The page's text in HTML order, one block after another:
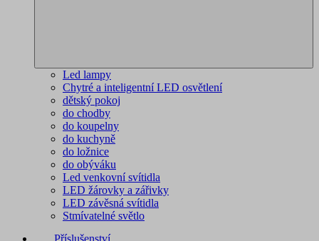
Led lampy
Chytré a inteligentní LED osvětlení
dětský pokoj
do chodby
do koupelny
do kuchyně
do ložnice
do obýváku
Led venkovní svítidla
LED žárovky a zářivky
LED závěsná svítidla
Stmívatelné světlo
Příslušenství